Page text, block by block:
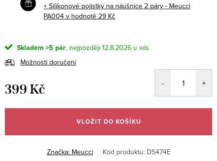
+ Silikonové pojistky na náušnice 2 páry - Meucci
PA004 v hodnotě 29 Kč
Skladem >5 pár
12.8.2026
Možnosti doručení
399 Kč
cena:
VLOŽIT DO KOŠÍKU
Značka: Meucci Kód produktu: DS474E